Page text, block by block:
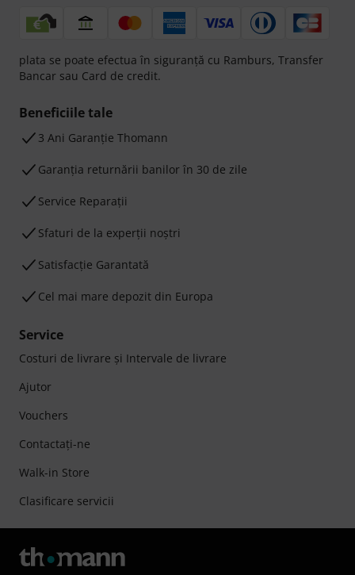
plata se poate efectua în siguranță cu Ramburs, Transfer
Bancar sau Card de credit.
Beneficiile tale
3 Ani Garanție Thomann
Garanţia returnării banilor în 30 de zile
Service Reparații
Sfaturi de la experții noștri
Satisfacție Garantată
Cel mai mare depozit din Europa
Service
Costuri de livrare şi Intervale de livrare
Ajutor
Vouchers
Contactaţi-ne
Walk-in Store
Clasificare servicii